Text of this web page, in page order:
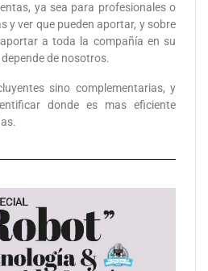
ya sea para profesionales o
y ver que pueden aportar, y sobre
a toda la compañía en su
de nosotros.
sino complementarias, y
donde es mas eficiente